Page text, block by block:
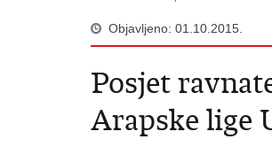
Objavljeno: 01.10.2015.
Posjet
Arapske lige